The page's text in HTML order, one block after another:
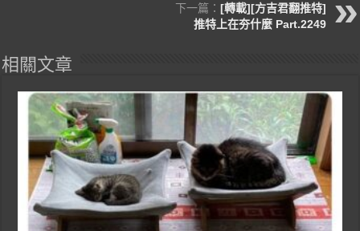
下一篇： [轉載][方吉君翻推特]
推特上在夯什麼 Part.2249
相關文章